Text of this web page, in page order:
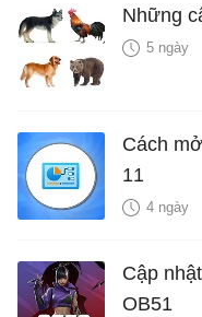
Những
5 ngày
Cách
11
4 ngày
Cập
OB51